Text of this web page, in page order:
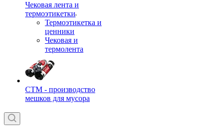
Чековая лента и
термоэтикетки
Термоэтикетка и
ценники
Чековая и
термолента
СТМ - производство
мешков для мусора